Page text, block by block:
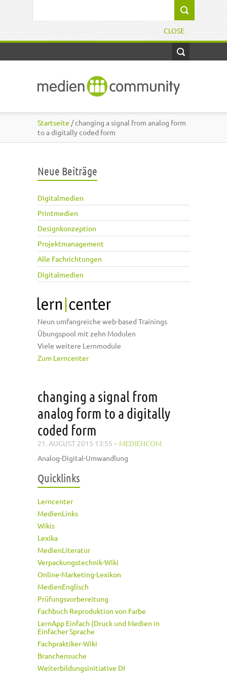
CLOSE
Startseite / changing a signal from analog form
to a digitally coded form
Neue Beiträge
Digitalmedien
Printmedien
Designkonzeption
Projektmanagement
Alle Fachrichtungen
Digitalmedien
Neun umfangreiche web-based Trainings
Übungspool mit zehn Modulen
Viele weitere Lernmodule
Zum Lerncenter
changing a signal from
analog form to a digitally
coded form
21. AUGUST 2015 13:55 – MEDIENCOM
Analog-Digital-Umwandlung
Quicklinks
Lerncenter
MedienLinks
Wikis
Lexika
MedienLiteratur
Verpackungstechnik-Wiki
Online-Marketing-Lexikon
MedienEnglisch
Prüfungsvorbereitung
Fachbuch Reproduktion von Farbe
LernApp Einfach (Druck und Medien in
Einfacher Sprache
Fachpraktiker-Wiki
Branchensuche
Weiterbildungsinitiative DI